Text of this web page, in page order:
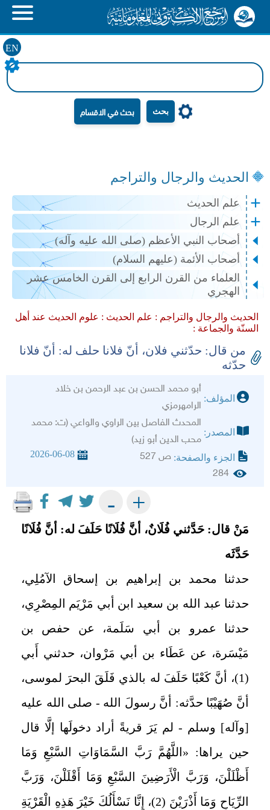
EN
بحث
الحديث والرجال والتراجم
علم الحديث
علم الرجال
أصحاب النبي الأعظم (صلى الله عليه وآله)
أصحاب الأئمة (عليهم السلام)
العلماء من القرن الرابع إلى القرن الخامس عشر
الهجري
الحديث والرجال والتراجم : علم الحديث : علوم الحديث عند أهل
السنّة والجماعة :
من قال: حدّثني فلان، أنّ فلانا حلف له: أنّ فلانا
حدّثه
المؤلف:
أبو محمد الحسن بن عبد الرحمن بن خلاد
الرامهرمزي
المصدر:
المحدث الفاصل بين الراوي والواعي (ت: محمد
محب الدين أبو زيد)
الجزء والصفحة: ص 527 2026-06-08
284
+
-
مَنْ قال: حَدَّثني فُلَانٌ، أنَّ فُلَانًا حَلَفَ له: أنَّ فُلَانًا
حَدَّثَه
حدثنا محمد بن إبراهيم بن إسحاق الآمُلِي،
حدثنا عبد الله بن سعيد ابن أبي مَرْيَم المِصْرِي،
حدثنا عمرو بن أبي سَلَمة، عن حفص بن
مَيْسَرة، عن عَطَاء بن أبي مَرْوان، حدثني أَبي
(1)، أنَّ كَعْبًا حَلَفَ له بالذي فَلَقَ البحرَ لموسى،
أنَّ صُهَيْبًا حدَّثه: أنَّ رسولَ الله - صلى الله عليه
[وآله] وسلم - لم يَرَ قريةً أراد دخولَها إلَّا قال
حين يراها: «اللَّهُمَّ رَبَّ السَّمَاوَاتِ السَّبْعِ وَمَا
أَظْلَلْنَ، وَرَبَّ الْأَرَضِينَ السَّبْعِ وَمَا أَقْلَلْنَ، وَرَبَّ
الرِّيَاحِ وَمَا أَذْرَيْنَ (2)، إِنَّا نَسْأَلُكَ خَيْرَ هَذِهِ الْقَرْيَةِ